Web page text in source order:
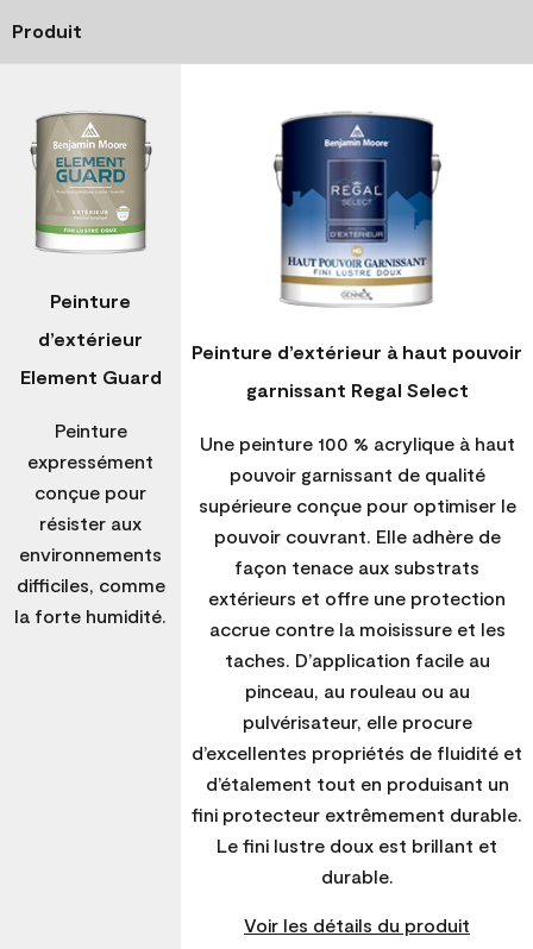
Produit
Peinture
d’extérieur
Element Guard
Peinture
expressément
conçue pour
résister aux
environnements
difficiles, comme
la forte humidité.
Peinture d’extérieur à haut pouvoir
garnissant Regal Select
Une peinture 100 % acrylique à haut
pouvoir garnissant de qualité
supérieure conçue pour optimiser le
pouvoir couvrant. Elle adhère de
façon tenace aux substrats
extérieurs et offre une protection
accrue contre la moisissure et les
taches. D’application facile au
pinceau, au rouleau ou au
pulvérisateur, elle procure
d’excellentes propriétés de fluidité et
d’étalement tout en produisant un
fini protecteur extrêmement durable.
Le fini lustre doux est brillant et
durable.
Voir les détails du produit